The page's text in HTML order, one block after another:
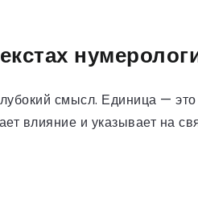
смысл. Единица —
влияние и указывает на